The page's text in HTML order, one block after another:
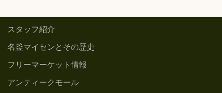
スタッフ紹介
名釜マイセンとその歴史
フリーマーケット情報
アンティークモール